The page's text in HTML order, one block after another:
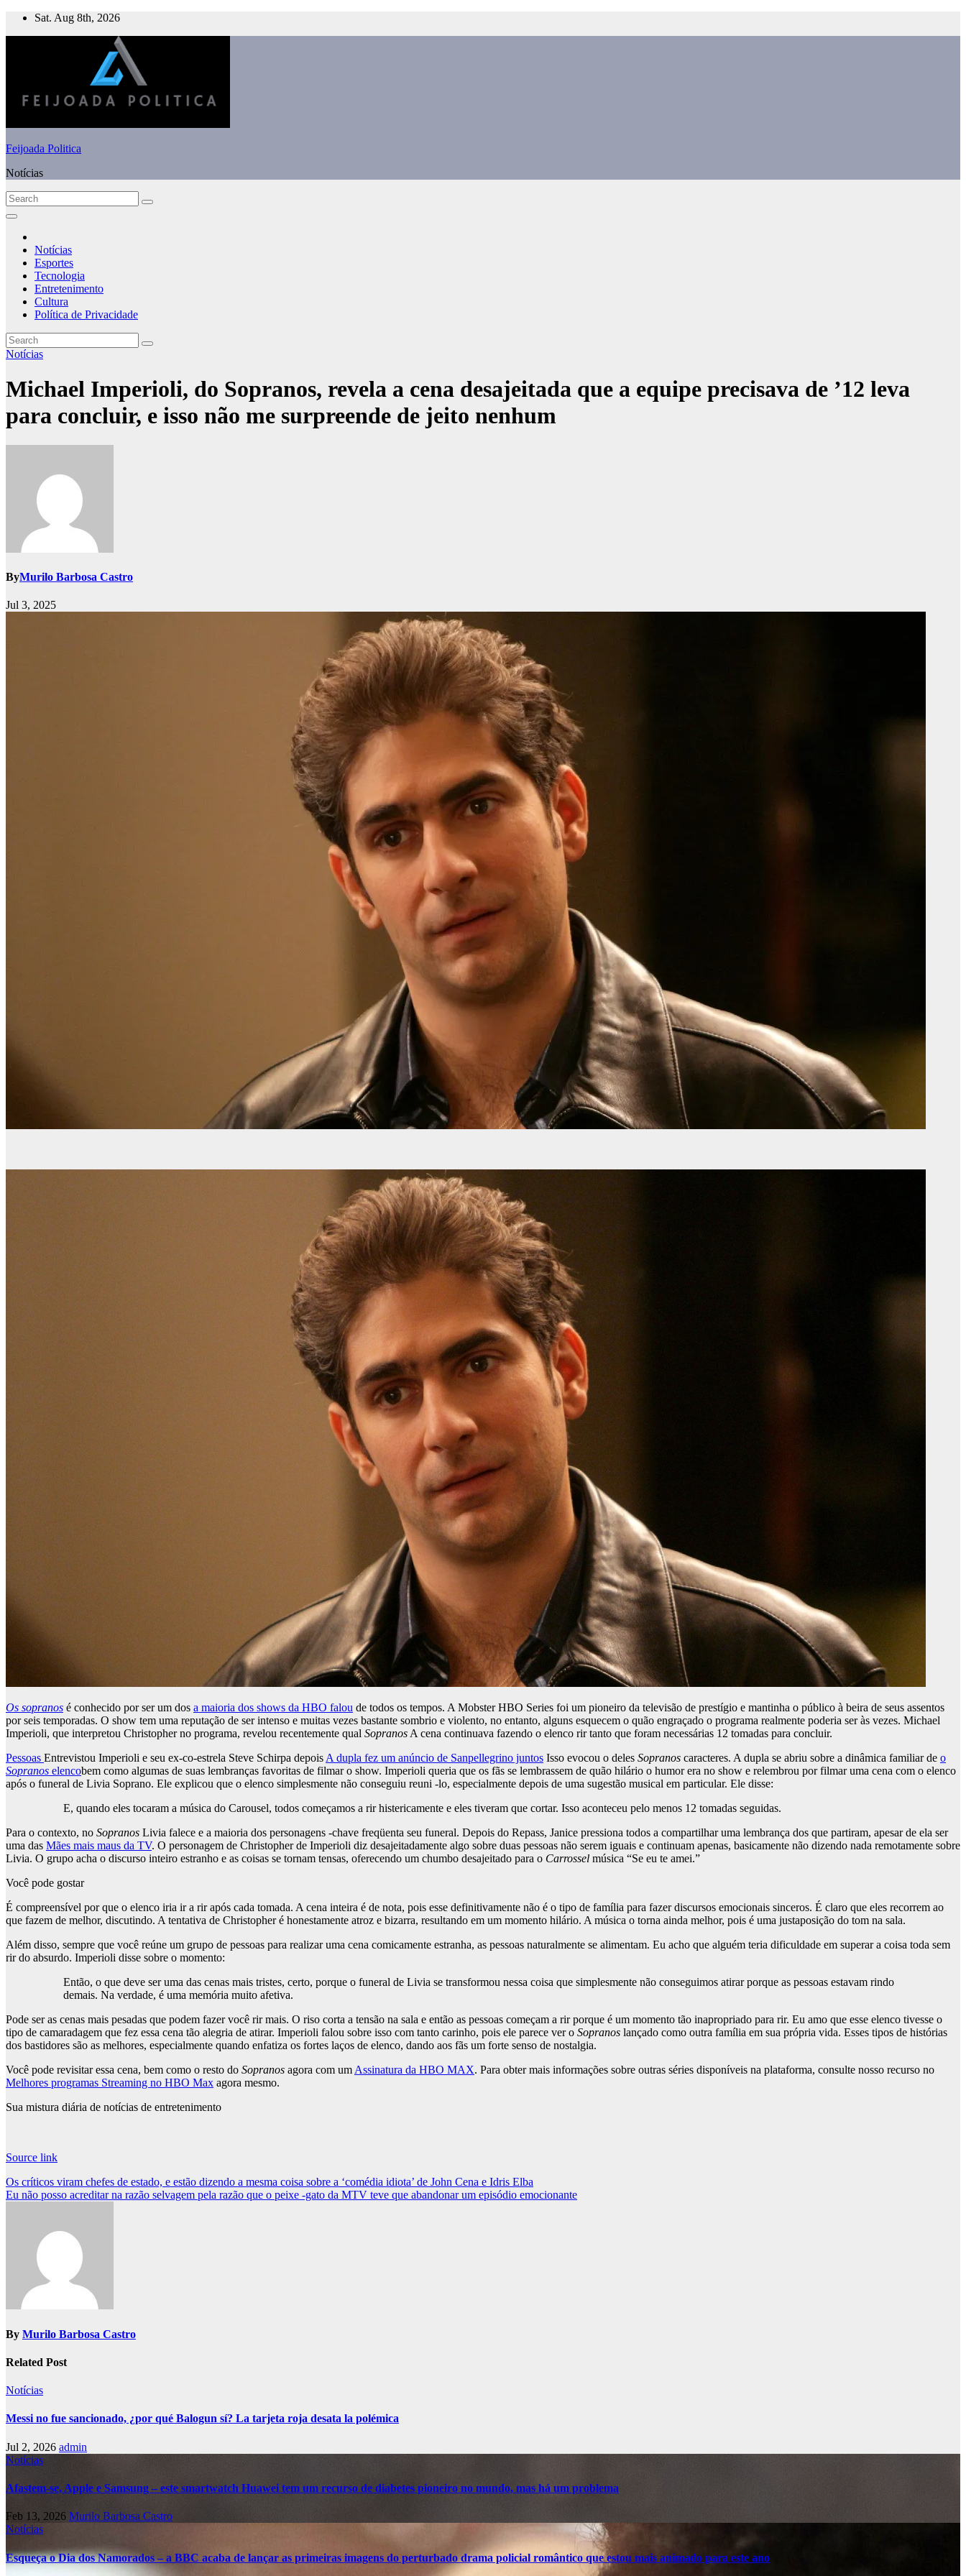
Skip
Sat. Aug 8th, 2026
Feijoada Politica
Notícias
Notícias
Esportes
Tecnologia
Entretenimento
Cultura
Política de Privacidade
Notícias
Michael Imperioli, do Sopranos, revela a cena desajeitada que a equipe precisava de ’12 leva
para concluir, e isso não me surpreende de jeito nenhum
ByMurilo Barbosa Castro
Jul 3, 2025
Os sopranos é conhecido por ser um dos a maioria dos shows da HBO falou de todos os tempos. A Mobster HBO Series foi um pioneiro da televisão de prestígio e mantinha o público à beira de seus assentos
por seis temporadas. O show tem uma reputação de ser intenso e muitas vezes bastante sombrio e violento, no entanto, alguns esquecem o quão engraçado o programa realmente poderia ser às vezes. Michael
Imperioli, que interpretou Christopher no programa, revelou recentemente qual SopranosA cena continuava fazendo o elenco rir tanto que foram necessárias 12 tomadas para concluir.
Pessoas Entrevistou Imperioli e seu ex-co-estrela Steve Schirpa depoisA dupla fez um anúncio de Sanpellegrino juntos Isso evocou o deles Sopranos caracteres. A dupla se abriu sobre a dinâmica familiar de o
Sopranos elencobem como algumas de suas lembranças favoritas de filmar o show. Imperioli queria que os fãs se lembrassem de quão hilário o humor era no show e relembrou por filmar uma cena com o elenco
após o funeral de Livia Soprano. Ele explicou que o elenco simplesmente não conseguiu reuni -lo, especialmente depois de uma sugestão musical em particular. Ele disse:
E, quando eles tocaram a música do Carousel, todos começamos a rir histericamente e eles tiveram que cortar. Isso aconteceu pelo menos 12 tomadas seguidas.
Para o contexto, no Sopranos Livia falece e a maioria dos personagens -chave freqüenta seu funeral. Depois do Repass, Janice pressiona todos a compartilhar uma lembrança dos que partiram, apesar de ela ser
uma das Mães mais maus da TV. O personagem de Christopher de Imperioli diz desajeitadamente algo sobre duas pessoas não serem iguais e continuam apenas, basicamente não dizendo nada remotamente sobre
Livia. O grupo acha o discurso inteiro estranho e as coisas se tornam tensas, oferecendo um chumbo desajeitado para o Carrossel música “Se eu te amei.”
Você pode gostar
É compreensível por que o elenco iria ir a rir após cada tomada. A cena inteira é de nota, pois esse definitivamente não é o tipo de família para fazer discursos emocionais sinceros. É claro que eles recorrem ao
que fazem de melhor, discutindo. A tentativa de Christopher é honestamente atroz e bizarra, resultando em um momento hilário. A música o torna ainda melhor, pois é uma justaposição do tom na sala.
Além disso, sempre que você reúne um grupo de pessoas para realizar uma cena comicamente estranha, as pessoas naturalmente se alimentam. Eu acho que alguém teria dificuldade em superar a coisa toda sem
rir do absurdo. Imperioli disse sobre o momento:
Então, o que deve ser uma das cenas mais tristes, certo, porque o funeral de Livia se transformou nessa coisa que simplesmente não conseguimos atirar porque as pessoas estavam rindo
demais. Na verdade, é uma memória muito afetiva.
Pode ser as cenas mais pesadas que podem fazer você rir mais. O riso corta a tensão na sala e então as pessoas começam a rir porque é um momento tão inapropriado para rir. Eu amo que esse elenco tivesse o
tipo de camaradagem que fez essa cena tão alegria de atirar. Imperioli falou sobre isso com tanto carinho, pois ele parece ver o Sopranos lançado como outra família em sua própria vida. Esses tipos de histórias
dos bastidores são as melhores, especialmente quando enfatiza os fortes laços de elenco, dando aos fãs um forte senso de nostalgia.
Você pode revisitar essa cena, bem como o resto do Sopranos agora com umAssinatura da HBO MAX. Para obter mais informações sobre outras séries disponíveis na plataforma, consulte nosso recurso no
Melhores programas Streaming no HBO Max agora mesmo.
Sua mistura diária de notícias de entretenimento
Source link
Post
navigation
Os críticos viram chefes de estado, e estão dizendo a mesma coisa sobre a ‘comédia idiota’ de John Cena e Idris Elba
Eu não posso acreditar na razão selvagem pela razão que o peixe -gato da MTV teve que abandonar um episódio emocionante
By Murilo Barbosa Castro
Related Post
Notícias
Messi no fue sancionado, ¿por qué Balogun sí? La tarjeta roja desata la polémica
Jul 2, 2026 admin
Notícias
Afastem-se, Apple e Samsung – este smartwatch Huawei tem um recurso de diabetes pioneiro no mundo, mas há um problema
Feb 13, 2026 Murilo Barbosa Castro
Notícias
Esqueça o Dia dos Namorados – a BBC acaba de lançar as primeiras imagens do perturbado drama policial romântico que estou mais animado para este ano